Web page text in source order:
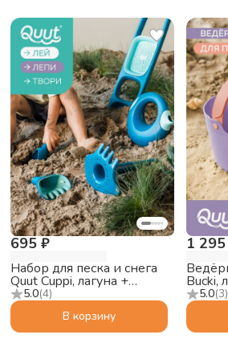
5.0(4)
695 ₽
Набор для песка и снега
Quut Cuppi, лагуна +
лавандовый + красный
мячик
В корзину
5.0(3)
1
Bucki,